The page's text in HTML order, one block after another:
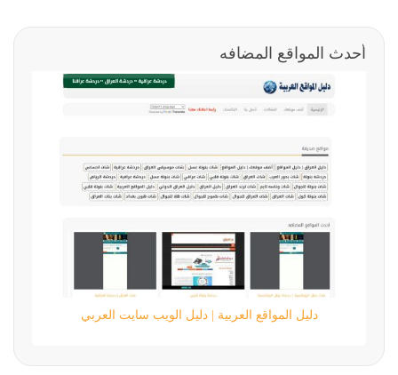
أحدث المواقع المضافه
دليل المواقع العربية | دليل الويب سايت العربي